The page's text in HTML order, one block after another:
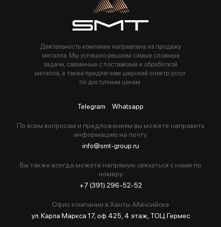
Деятельность компании направлена на продажу
металла. Мы успешно решаем самые сложные
задачи, связанные с поставками и обработкой
металла, а также предлагаем широкий спектр услуг
по доступным ценам.
Telegram Whatsapp
По всем вопросам и предложениям вы можете направить
информацию на почту
info@smt-group.ru
Вы также всегда можете напрямую связаться с нами по
номеру
+7 (391) 296-52-52
Офис компании в Ханты-Мансийске
ул. Карла Маркса 17, оф 425, 4 этаж, ТОЦ Гермес